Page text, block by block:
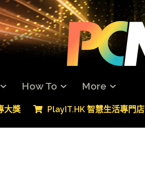
How To More
大獎 PlayIT.HK 智慧生活專門店